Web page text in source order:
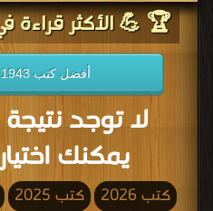
🏆 💪 الأكثر قراءة في
أفضل كتب 1943 في كل المكتبة
لا توجد
يمكنك
كتب 2026 كتب 2025